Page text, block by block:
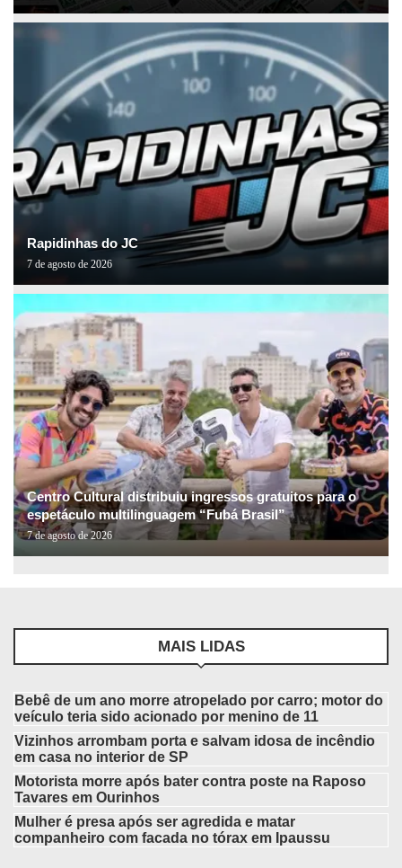
Rapidinhas do JC
7 de agosto de 2026
Centro Cultural distribuiu ingressos gratuitos para o
espetáculo multilinguagem “Fubá Brasil”
7 de agosto de 2026
MAIS LIDAS
Bebê de um ano morre atropelado por carro; motor do
veículo teria sido acionado por menino de 11
Vizinhos arrombam porta e salvam idosa de incêndio
em casa no interior de SP
Motorista morre após bater contra poste na Raposo
Tavares em Ourinhos
Mulher é presa após ser agredida e matar
companheiro com facada no tórax em Ipaussu